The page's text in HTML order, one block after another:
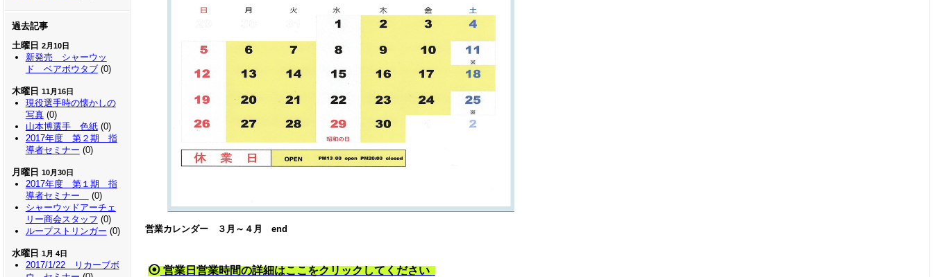
過去記事
土曜日 2月10日
新発売 シャーウッ
ド ベアボウタブ(0)
木曜日 11月16日
現役選手時の懐かしの
写真(0)
山本博選手 色紙(0)
2017年度 第２期 指
導者セミナー (0)
月曜日 10月30日
2017年度 第１期 指
導者セミナー
(0)
シャーウッドアーチェ
リー商会スタッフ (0)
ループストリンガー (0)
水曜日 1月 4日
2017/1/22 リカーブボ
営業カレンダー ３月～４月 end
⦿ 営業日営業時間の詳細はここをクリックしてください